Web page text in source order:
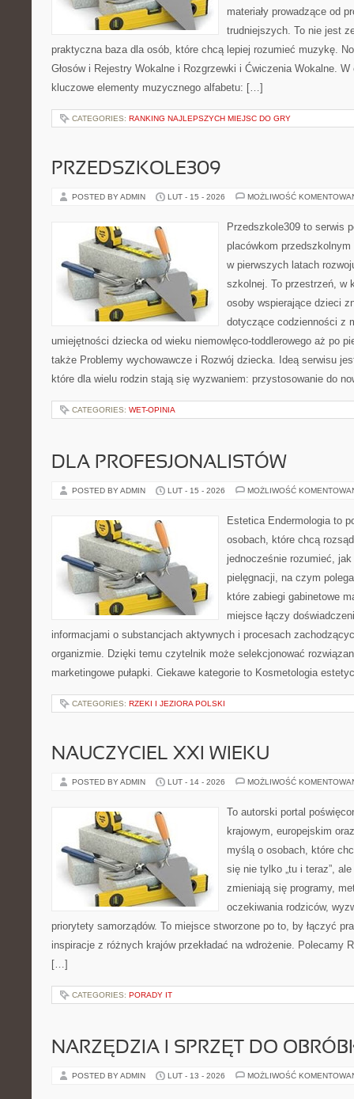
materiały prowadzące od
trudniejszych. To nie jest
praktyczna baza dla osób, które chcą lepiej rozumieć muzykę.
Głosów i Rejestry Wokalne i Rozgrzewki i Ćwiczenia Wokalne.
kluczowe elementy muzycznego alfabetu: […]
CATEGORIES: RANKING NAJLEPSZYCH MIEJSC DO GRY
PRZEDSZKOLE309
POSTED BY ADMIN LUT - 15 - 2026 MOŻLIWOŚĆ
Przedszkole309 to serwis
placówkom
w pierwszych latach
szkolnej. To przestrzeń, w
osoby wspierające dzieci
dotyczące codzienności z
umiejętności dziecka od wieku niemowlęco-toddlerowego aż po
także Problemy wychowawcze i Rozwój dziecka. Ideą serwisu
które dla wielu rodzin stają się wyzwaniem: przystosowanie do
CATEGORIES: WET-OPINIA
DLA PROFESJONALISTÓW
POSTED BY ADMIN LUT - 15 - 2026 MOŻLIWOŚĆ
Estetica Endermologia to
osobach, które chcą
jednocześnie rozumieć, jak
pielęgnacji, na czym
które zabiegi gabinetowe
miejsce łączy
informacjami o substancjach aktywnych i procesach
organizmie. Dzięki temu czytelnik może selekcjonować
marketingowe pułapki. Ciekawe kategorie to Kosmetologia
CATEGORIES: RZEKI I JEZIORA POLSKI
NAUCZYCIEL XXI WIEKU
POSTED BY ADMIN LUT - 14 - 2026 MOŻLIWOŚĆ
To autorski portal
krajowym, europejskim
myślą o osobach, które
się nie tylko „tu i teraz”,
zmieniają się programy,
oczekiwania rodziców,
priorytety samorządów. To miejsce stworzone po to, by łączyć
inspiracje z różnych krajów przekładać na wdrożenie. Polecamy
[…]
CATEGORIES: PORADY IT
NARZĘDZIA I SPRZĘT DO
POSTED BY ADMIN LUT - 13 - 2026 MOŻLIWOŚĆ